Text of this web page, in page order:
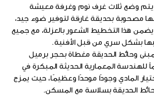
يتم وضع ثلاث غرف نوم وغرفة معيشة
مصحوبة بحديقة غارقة لتوفير ضوء جيد،
هذا التخطيط الشعور بالعزلة، مع جميع
بشكل سري من قبل الأفنية.
وحائط الحديقة مغطاة بحجر برميل
للهندسة المعمارية الحديثة المبكرة في
المادي وجودًا موحدًا وعظيمًا، حيث يمزج
الحديقة بسلاسة مع المسكن.